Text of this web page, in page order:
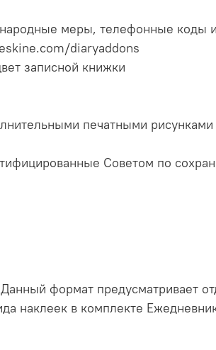
меры, телефонные коды
diaryaddons
записной книжки
печатными рисунками
Советом по
формат предусматривает
наклеек в комплекте